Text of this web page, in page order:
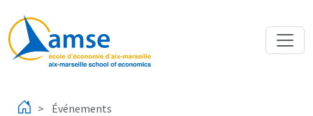
Événements